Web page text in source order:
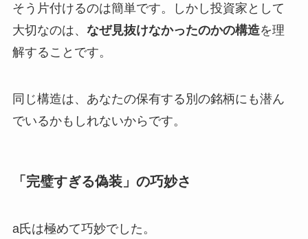
そう片付けるのは簡単です。しかし投資家として
大切なのは、 なぜ見抜けなかったのかの構造を理
解することです。
同じ構造は、あなたの保有する別の銘柄にも潜ん
でいるかもしれないからです。
「完璧すぎる偽装」の巧妙さ
a氏は極めて巧妙でした。